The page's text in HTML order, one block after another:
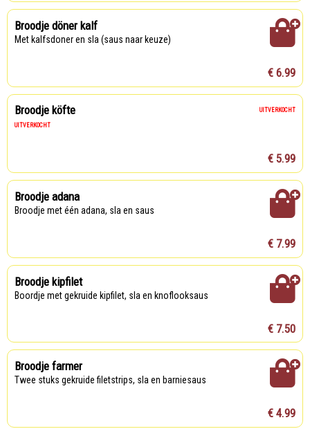
Broodje döner kalf
Met kalfsdoner en sla (saus naar keuze)
€ 6.99
Broodje köfte
UITVERKOCHT
UITVERKOCHT
€ 5.99
Broodje adana
Broodje met één adana, sla en saus
€ 7.99
Broodje kipfilet
Boordje met gekruide kipfilet, sla en knoflooksaus
€ 7.50
Broodje farmer
Twee stuks gekruide filetstrips, sla en barniesaus
€ 4.99